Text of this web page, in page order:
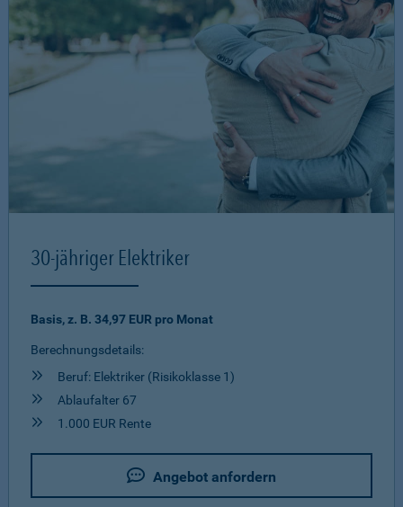
30-jähriger Elektriker
Basis, z. B. 34,97 EUR pro Monat
Berechnungsdetails:
Beruf: Elektriker (Risikoklasse 1)
Ablaufalter 67
1.000 EUR Rente
Angebot anfordern